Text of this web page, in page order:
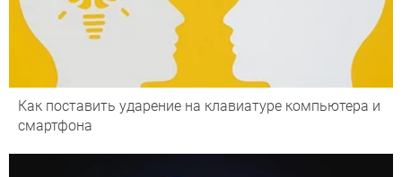
Как поставить ударение на клавиатуре компьютера и
смартфона